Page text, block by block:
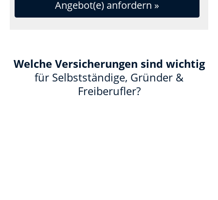
Angebot(e) anfordern »
Welche Versicherungen sind wichtig
für Selbstständige, Gründer &
Freiberufler?